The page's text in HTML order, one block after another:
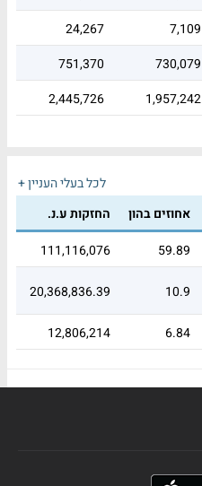
7,109
24,267
730,079
751,370
1,957,242
2,445,726
לכל בעלי העניין +
אחוזים בהון החזקות ע.נ.
59.89
111,116,076
10.9
20,368,836.39
6.84
12,806,214